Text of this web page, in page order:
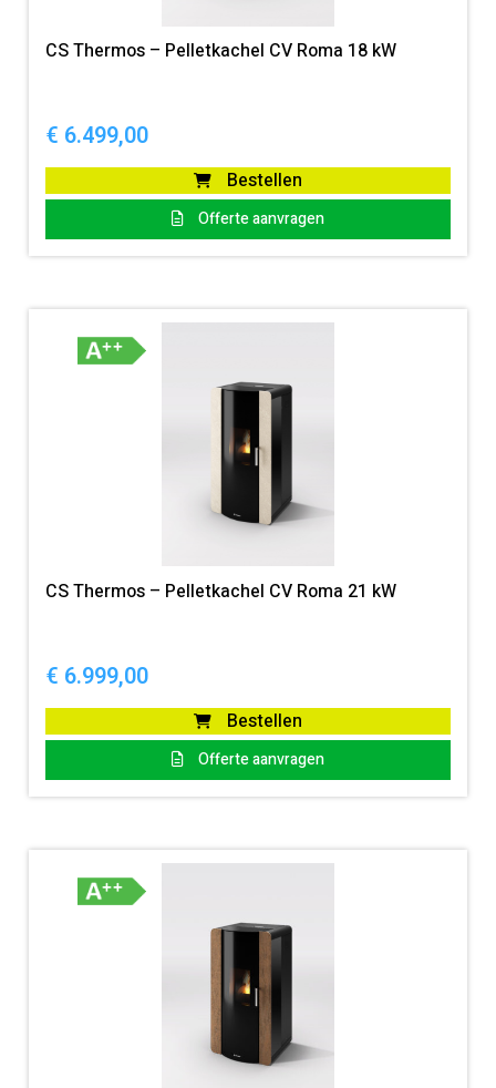
CS Thermos – Pelletkachel CV Roma 18 kW
€ 6.499,00
Bestellen
Offerte aanvragen
CS Thermos – Pelletkachel CV Roma 21 kW
€ 6.999,00
Bestellen
Offerte aanvragen